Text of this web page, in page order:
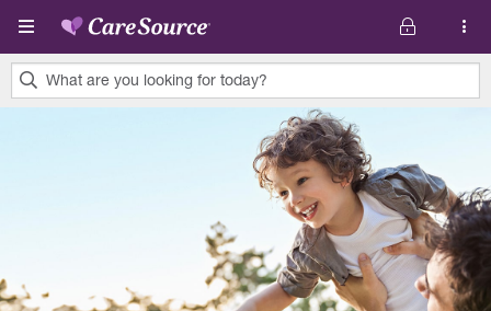
Pasar al contenido principal
What are you looking for today?
0